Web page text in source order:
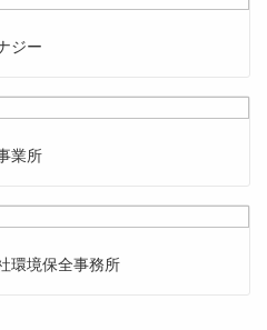
ジー
業所
環境保全事務所